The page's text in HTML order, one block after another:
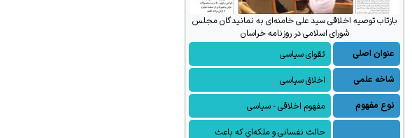
بازتاب توصیه اخلاقی سید علی خامنه‌ای به نمانیدگان مجلس
شورای اسلامی در روزنامه خراسان
عنوان اصلی تقوای سیاسی
شاخه علمی اخلاق سیاسی
نوع مفهوم مفهوم اخلاقی - سیاسی
حالت نفسانی و ملکه‌ای که باعث